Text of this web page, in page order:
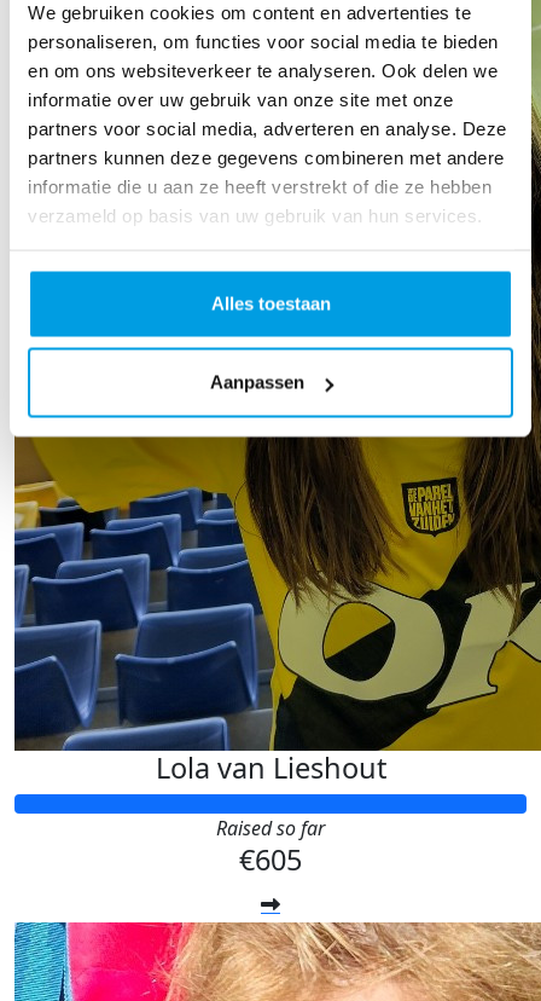
We gebruiken cookies om content en advertenties te
personaliseren, om functies voor social media te bieden
en om ons websiteverkeer te analyseren. Ook delen we
informatie over uw gebruik van onze site met onze
partners voor social media, adverteren en analyse. Deze
partners kunnen deze gegevens combineren met andere
informatie die u aan ze heeft verstrekt of die ze hebben
verzameld op basis van uw gebruik van hun services.
Alles toestaan
Aanpassen
Lola van Lieshout
Raised so far
€605